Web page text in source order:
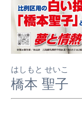
はしもと せいこ
橋本 聖子